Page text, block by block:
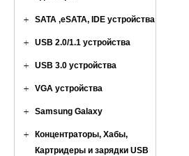
SATA ,eSATA, IDE устройства
USB 2.0/1.1 устройства
USB 3.0 устройства
VGA устройства
Samsung Galaxy
Концентраторы, Хабы,
Картридеры и зарядки USB